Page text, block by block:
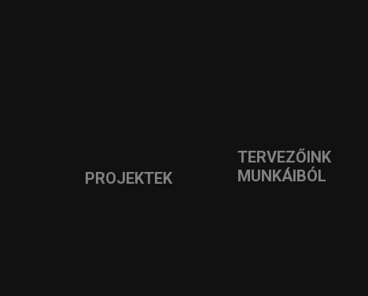
PROJEKTEK
TERVEZŐINK
MUNKÁIBÓL